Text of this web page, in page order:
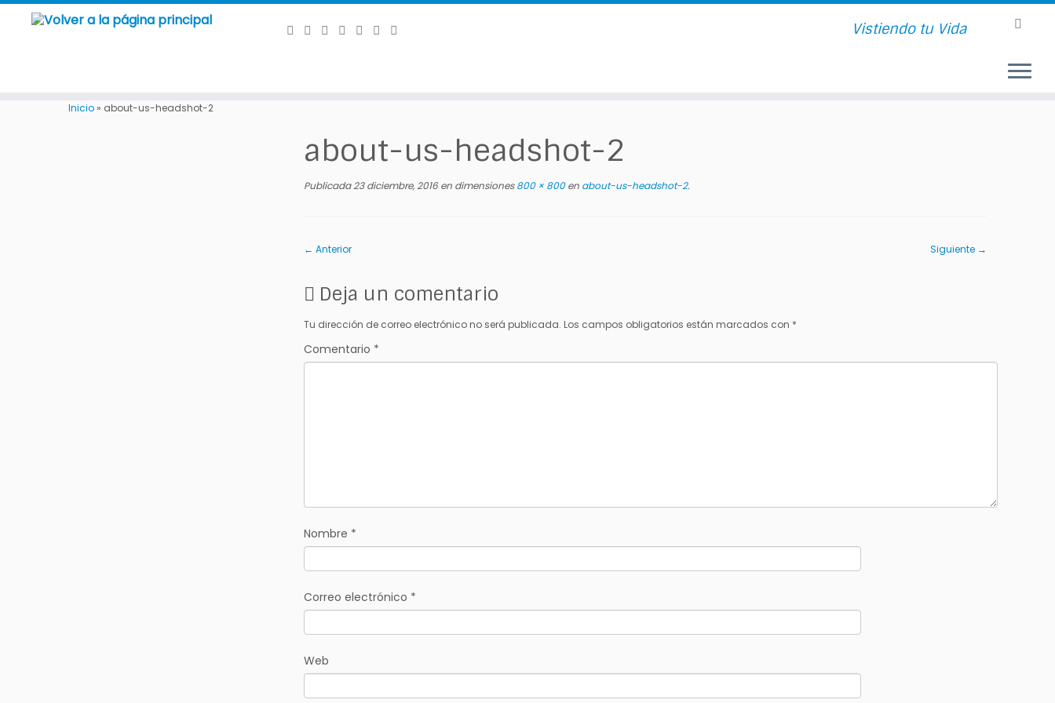
Vistiendo tu Vida
Inicio » about-us-headshot-2
about-us-headshot-2
Publicada23 diciembre, 2016en dimensiones800 × 800en about-us-headshot-2.
← Anterior Siguiente →
Deja un comentario
Tu dirección de correo electrónico no será publicada. Los campos obligatorios están marcados con *
Comentario *
Nombre *
Correo electrónico *
Web